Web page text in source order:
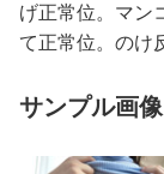
げ正常位。マン
て正常位。のけ
サンプル画像